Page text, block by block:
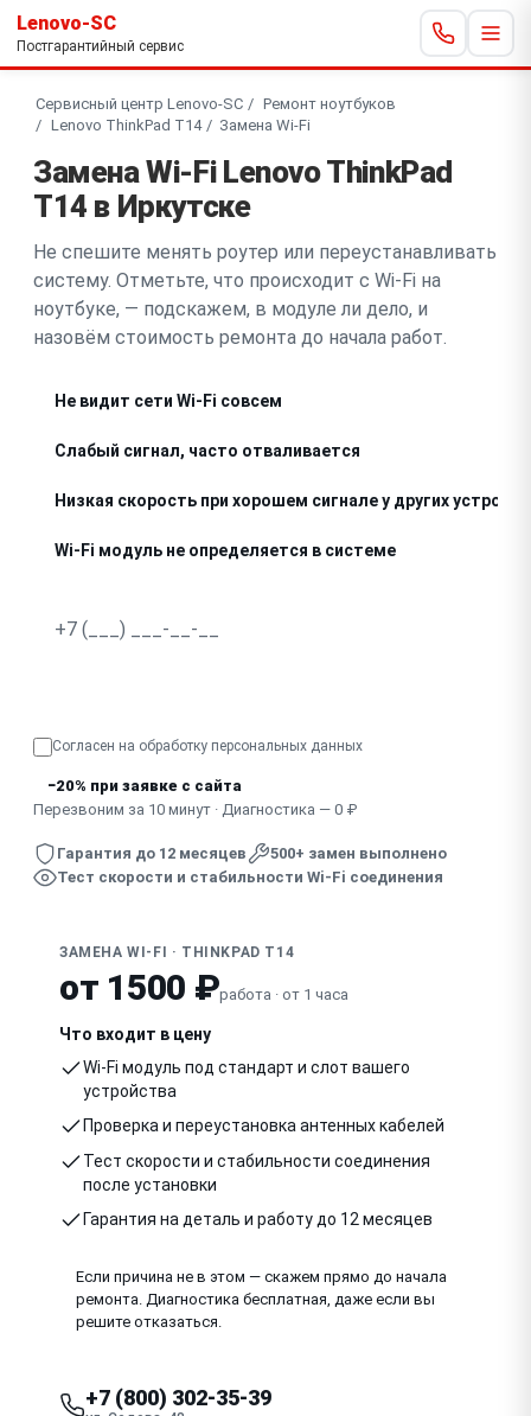
Lenovo-SC
Постгарантийный сервис
Сервисный центр Lenovo-SC
Ремонт ноутбуков
Lenovo ThinkPad T14
Замена Wi-Fi
Замена Wi-Fi Lenovo ThinkPad
T14 в Иркутске
Не спешите менять роутер или переустанавливать
систему. Отметьте, что происходит с Wi-Fi на
ноутбуке, — подскажем, в модуле ли дело, и
назовём стоимость ремонта до начала работ.
Не видит сети Wi-Fi совсем
Слабый сигнал, часто отваливается
Низкая скорость при хорошем сигнале у других
Wi-Fi модуль не определяется в системе
Согласен на обработку персональных данных
−20% при заявке с сайта
Перезвоним за 10 минут · Диагностика — 0 ₽
Гарантия до 12 месяцев
500+ замен выполнено
Тест скорости и стабильности Wi-Fi соединения
ЗАМЕНА WI-FI · THINKPAD T14
от 1500 ₽работа · от 1 часа
Что входит в цену
Wi-Fi модуль под стандарт и слот вашего
устройства
Проверка и переустановка антенных кабелей
Тест скорости и стабильности соединения
после установки
Гарантия на деталь и работу до 12 месяцев
Если причина не в этом — скажем прямо до начала
ремонта. Диагностика бесплатная, даже если вы
решите отказаться.
+7 (800) 302-35-39